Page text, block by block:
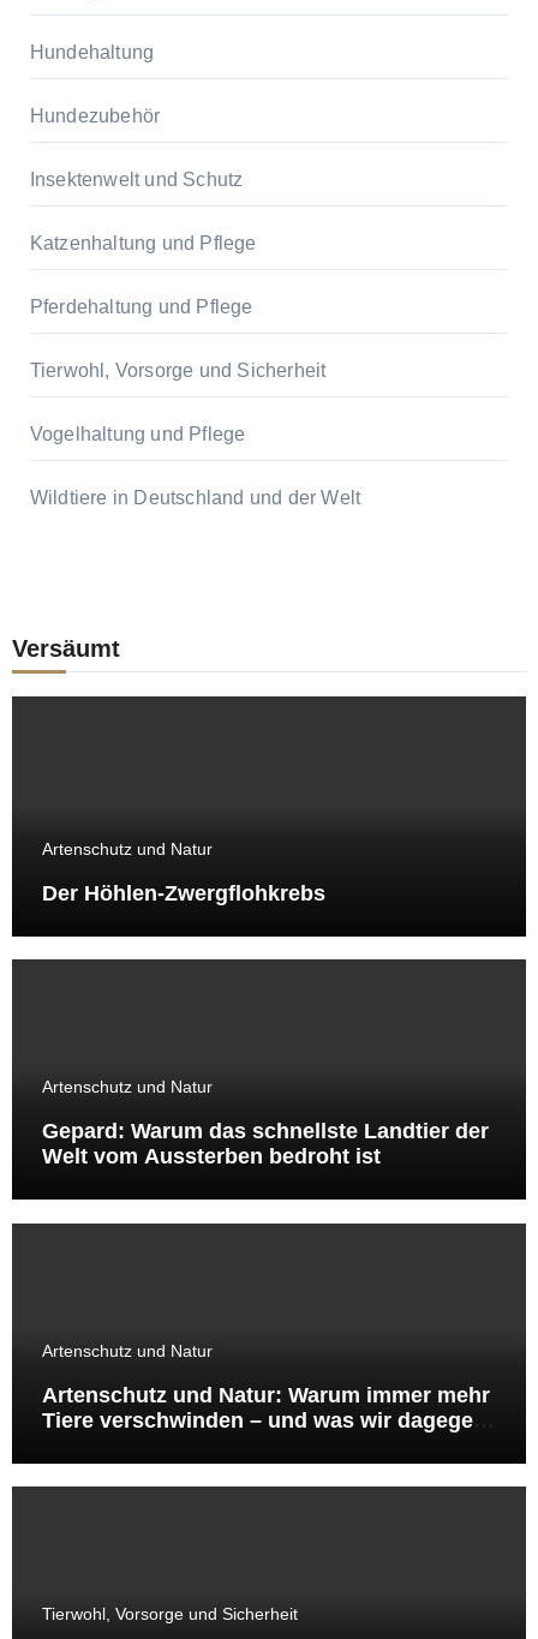
Hundehaltung
Hundezubehör
Insektenwelt und Schutz
Katzenhaltung und Pflege
Pferdehaltung und Pflege
Tierwohl, Vorsorge und Sicherheit
Vogelhaltung und Pflege
Wildtiere in Deutschland und der Welt
Versäumt
Artenschutz und Natur
Der Höhlen-Zwergflohkrebs
Artenschutz und Natur
Gepard: Warum das schnellste Landtier der
Welt vom Aussterben bedroht ist
Artenschutz und Natur
Artenschutz und Natur: Warum immer mehr
Tiere verschwinden – und was wir dagegen
Tierwohl, Vorsorge und Sicherheit